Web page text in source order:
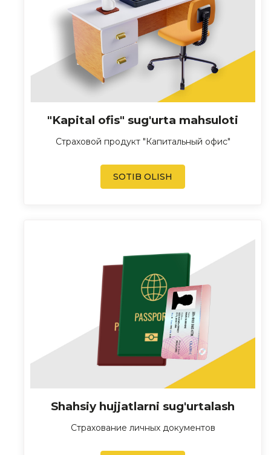
"Kapital ofis" sug'urta mahsuloti
Страховой продукт "Капитальный офис"
SOTIB OLISH
Shahsiy hujjatlarni sug'urtalash
Страхование личных документов